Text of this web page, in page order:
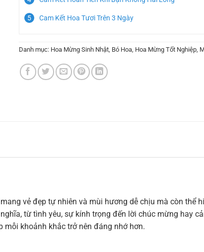
Cam Kết Hoa Tươi Trên 3 Ngày
Danh mục: Hoa Mừng Sinh Nhật Bó Hoa Hoa Mừng Tốt Nghiệp
vẻ đẹp tự nhiên và mùi hương dễ chịu mà còn thể
từ tình yêu, sự kính trọng đến lời chúc mừng hay
khoảnh khắc trở nên đáng nhớ hơn.